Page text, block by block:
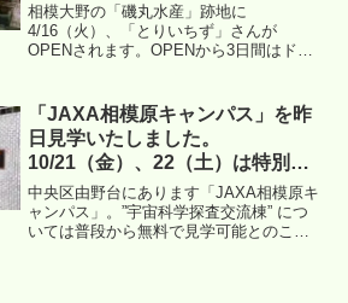
相模大野の「磯丸水産」跡地に
4/16（火）、「とりいちず」さんが
OPENされます。OPENから3日間はドリ
「JAXA相模原キャンパス」を昨
日見学いたしました。
10/21（金）、22（土）は特別公
開イベントが開催されます。
中央区由野台にあります「JAXA相模原キ
ャンパス」。”宇宙科学探査交流棟” につ
いては普段から無料で見学可能とのこと